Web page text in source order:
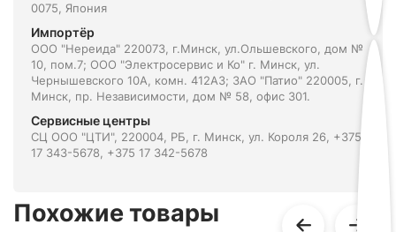
0075, Япония
Импортёр
ООО "Нереида" 220073, г.Минск, ул.Ольшевского, дом №
10, пом.7; ООО "Электросервис и Ко" г. Минск, ул.
Чернышевского 10А, комн. 412А3; ЗАО "Патио" 220005, г.
Минск, пр. Независимости, дом № 58, офис 301.
Сервисные центры
СЦ ООО "ЦТИ", 220004, РБ, г. Минск, ул. Короля 26, +375
17 343-5678, +375 17 342-5678
Похожие товары